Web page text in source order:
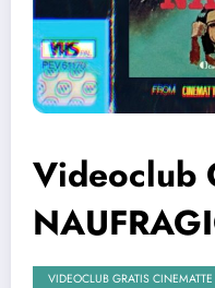
Videoclub
VIDEOCLUB GRATIS CINEMATTE